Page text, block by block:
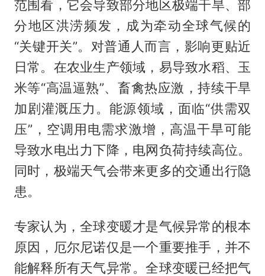
范围看，它会导致部分地区极端干旱、部
分地区洪涝频发，成为牵动全球气候的
“关键开关”。对普通人而言，影响更贴近
日常。在农业生产领域，易导致水稻、玉
米等“高温逼熟”、畜禽热应激，持续干旱
加剧灌溉压力。能源领域，面临“供需双
压”，空调用电需求激增，高温干旱可能
导致水电出力下降，电网负荷持续高位。
同时，极端天气会带来更多的交通出行隐
患。
专家认为，全球变暖才是气候异常的根本
原因，厄尔尼诺仅是一个重要推手，并不
能解释所有天气异常。全球变暖已经把气